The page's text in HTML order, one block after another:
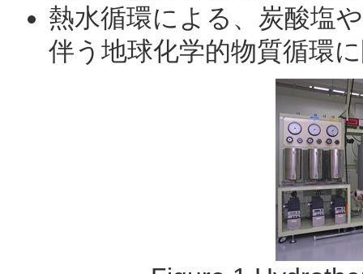
熱水循環による、炭酸塩
伴う地球化学的物質循環